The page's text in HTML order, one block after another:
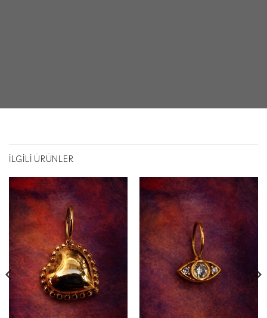
İLGILI ÜRÜNLER